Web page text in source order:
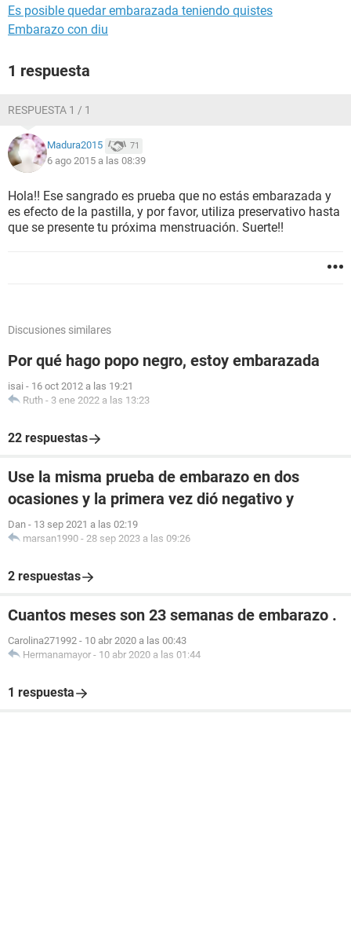
Es posible quedar embarazada teniendo quistes
Embarazo con diu
1 respuesta
RESPUESTA 1 / 1
Madura2015 71
6 ago 2015 a las 08:39
Hola!! Ese sangrado es prueba que no estás embarazada y
es efecto de la pastilla, y por favor, utiliza preservativo hasta
que se presente tu próxima menstruación. Suerte!!
Discusiones similares
Por qué hago popo negro, estoy embarazada
isai - 16 oct 2012 a las 19:21
Ruth - 3 ene 2022 a las 13:23
22 respuestas
Use la misma prueba de embarazo en dos
ocasiones y la primera vez dió negativo y
Dan - 13 sep 2021 a las 02:19
marsan1990 - 28 sep 2023 a las 09:26
2 respuestas
Cuantos meses son 23 semanas de embarazo .
Carolina271992 - 10 abr 2020 a las 00:43
Hermanamayor - 10 abr 2020 a las 01:44
1 respuesta